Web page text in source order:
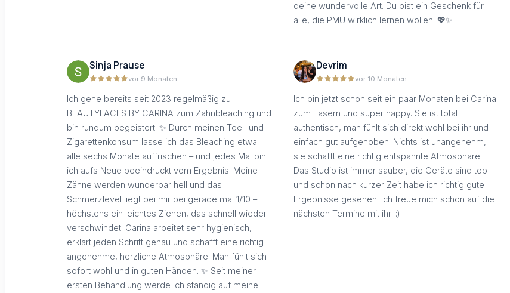
deine wundervolle Art. Du bist ein Geschenk für
alle, die PMU wirklich lernen wollen! 💖✨
Sinja Prause
vor 9 Monaten
Ich gehe bereits seit 2023 regelmäßig zu
BEAUTYFACES BY CARINA zum Zahnbleaching und
bin rundum begeistert! ✨ Durch meinen Tee- und
Zigarettenkonsum lasse ich das Bleaching etwa
alle sechs Monate auffrischen – und jedes Mal bin
ich aufs Neue beeindruckt vom Ergebnis. Meine
Zähne werden wunderbar hell und das
Schmerzlevel liegt bei mir bei gerade mal 1/10 –
höchstens ein leichtes Ziehen, das schnell wieder
verschwindet. Carina arbeitet sehr hygienisch,
erklärt jeden Schritt genau und schafft eine richtig
angenehme, herzliche Atmosphäre. Man fühlt sich
sofort wohl und in guten Händen. ✨ Seit meiner
ersten Behandlung werde ich ständig auf meine
Devrim
vor 10 Monaten
Ich bin jetzt schon seit ein paar Monaten bei Carina
zum Lasern und super happy. Sie ist total
authentisch, man fühlt sich direkt wohl bei ihr und
einfach gut aufgehoben. Nichts ist unangenehm,
sie schafft eine richtig entspannte Atmosphäre.
Das Studio ist immer sauber, die Geräte sind top
und schon nach kurzer Zeit habe ich richtig gute
Ergebnisse gesehen. Ich freue mich schon auf die
nächsten Termine mit ihr! :)